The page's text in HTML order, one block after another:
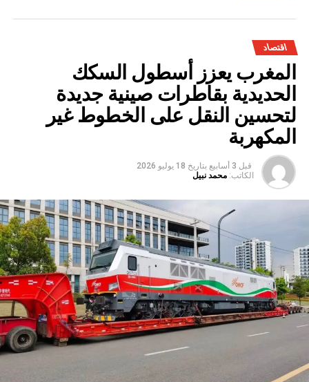
اقتصاد
المغرب يعزز أسطول السكك
الحديدية بقاطرات صينية جديدة
لتحسين النقل على الخطوط غير
المكهربة
قبل 3 أسابيع بتاريخ 18 يوليو 2026
الكاتب: محمد نبيل